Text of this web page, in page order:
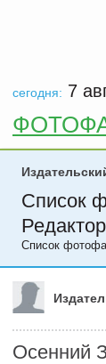
сегодня: 7
Список
Список
Осенний